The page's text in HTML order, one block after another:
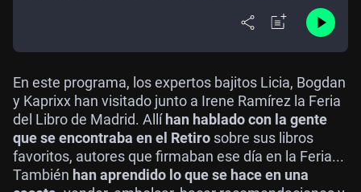
En este programa, los expertos bajitos Licia, Bogdan
y Kaprixx han visitado junto a Irene Ramírez la Feria
del Libro de Madrid. Allí han hablado con la gente
que se encontraba en el Retiro sobre sus libros
favoritos, autores que firmaban ese día en la Feria...
También han aprendido lo que se hace en una